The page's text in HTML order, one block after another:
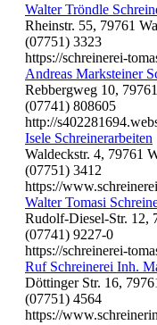
Walter Tröndle
Rheinstr. 55, 79761
(07751) 3323
https://schreinerei-
Andreas Marksteiner
Rebbergweg 10,
(07741) 808605
http://
Isele Schreinerarbeiten
Waldeckstr. 4, 79761
(07751) 3412
https://
Walter Tomasi
Rudolf-Diesel-Str. 12,
(07741) 9227-0
https://schreinerei-
Ruf Schreinerei Inh.
Döttinger Str. 16,
(07751) 4564
https://